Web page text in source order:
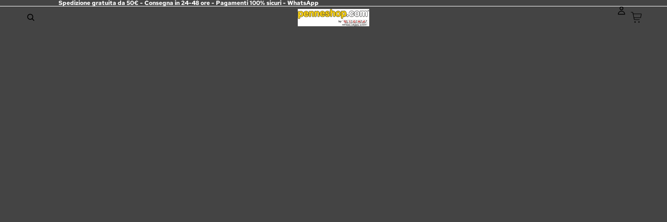
Spedizione gratuita da 50€ - Consegna in 24-48 ore - Pagamenti 100% sicuri - WhatsApp